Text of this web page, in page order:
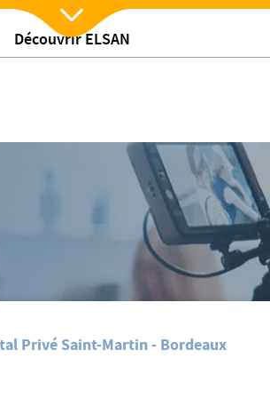
Découvrir ELSAN
Nx:Afficher menu
du centre Anesthesia se refait une beauté!
Privé Saint-Martin - Bordeaux